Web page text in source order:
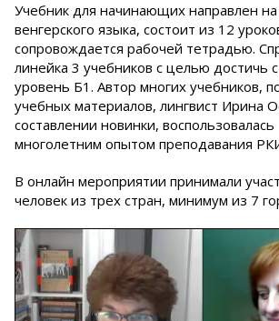
Учебник для начинающих направлен
венгерского языка, состоит из 12
сопровождается рабочей тетрадью.
линейка 3 учебников с целью достичь
уровень Б1. Автор многих учебников,
учебных материалов, лингвист Ирина
составлении новинки, воспользовалась
многолетним опытом преподавания
В онлайн мероприятии принимали
человек из трех стран, минимум из 7